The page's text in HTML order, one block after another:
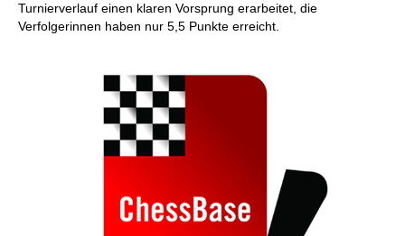
Turnierverlauf einen klaren Vorsprung erarbeitet, die
Verfolgerinnen haben nur 5,5 Punkte erreicht.